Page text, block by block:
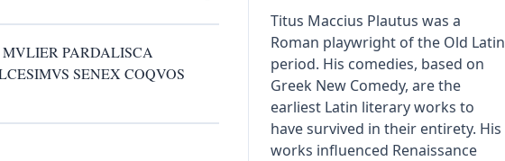
PARDALISCA
SENEX COQVOS
Titus Maccius Plautus was a
Roman playwright of the Old Latin
period. His comedies, based on
Greek New Comedy, are the
earliest Latin literary works to
have survived in their entirety. His
works influenced Renaissance